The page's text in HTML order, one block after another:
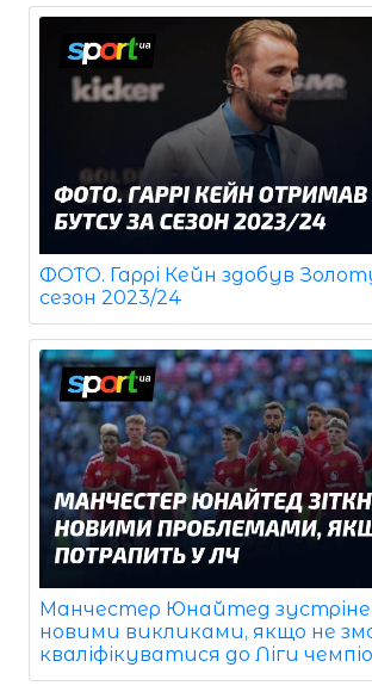
ФОТО. Гаррі Кейн здобув
сезон 2023/24
Манчестер Юнайтед
новими викликами, якщо не
кваліфікуватися до Ліги